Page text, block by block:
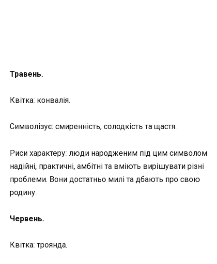
Травень.
Квітка: конвалія.
Символізує: смиренність, солодкість та щастя.
Риси характеру: люди народженим під цим символом
надійні, практичні, амбітні та вміють вирішувати різні
проблеми. Вони достатньо милі та дбають про свою
родину.
Червень.
Квітка: троянда.